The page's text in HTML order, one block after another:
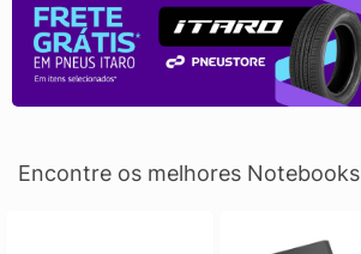
Encontre os melhores Notebooks